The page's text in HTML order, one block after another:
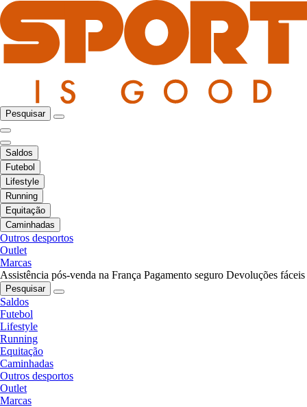
Pesquisar
Saldos
Futebol
Lifestyle
Running
Equitação
Caminhadas
Outros desportos
Outlet
Marcas
Assistência pós-venda na França Pagamento seguro Devoluções fáceis
Pesquisar
Saldos
Futebol
Lifestyle
Running
Equitação
Caminhadas
Outros desportos
Outlet
Marcas